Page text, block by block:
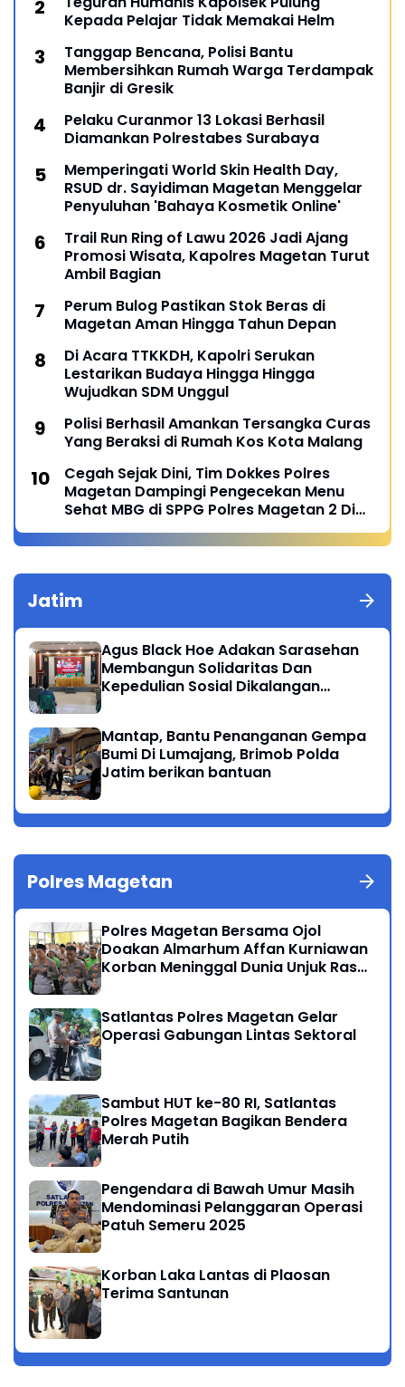
Kepada Pelajar Tidak Memakai Helm
Tanggap Bencana, Polisi Bantu
Membersihkan Rumah Warga Terdampak
Banjir di Gresik
Pelaku Curanmor 13 Lokasi Berhasil
Diamankan Polrestabes Surabaya
Memperingati World Skin Health Day,
RSUD dr. Sayidiman Magetan Menggelar
Penyuluhan 'Bahaya Kosmetik Online'
Trail Run Ring of Lawu 2026 Jadi Ajang
Promosi Wisata, Kapolres Magetan Turut
Ambil Bagian
Perum Bulog Pastikan Stok Beras di
Magetan Aman Hingga Tahun Depan
Di Acara TTKKDH, Kapolri Serukan
Lestarikan Budaya Hingga Hingga
Wujudkan SDM Unggul
Polisi Berhasil Amankan Tersangka Curas
Yang Beraksi di Rumah Kos Kota Malang
Cegah Sejak Dini, Tim Dokkes Polres
Magetan Dampingi Pengecekan Menu
Sehat MBG di SPPG Polres Magetan 2 Di
Poncol
Jatim
Agus Black Hoe Adakan Sarasehan
Membangun Solidaritas Dan
Kepedulian Sosial Dikalangan
Mantap, Bantu Penanganan Gempa
Bumi Di Lumajang, Brimob Polda
Jatim berikan bantuan
Polres Magetan
Polres Magetan Bersama Ojol
Doakan Almarhum Affan Kurniawan
Korban Meninggal Dunia Unjuk Rasa
Satlantas Polres Magetan Gelar
Operasi Gabungan Lintas Sektoral
Sambut HUT ke-80 RI, Satlantas
Polres Magetan Bagikan Bendera
Merah Putih
Pengendara di Bawah Umur Masih
Mendominasi Pelanggaran Operasi
Patuh Semeru 2025
Korban Laka Lantas di Plaosan
Terima Santunan